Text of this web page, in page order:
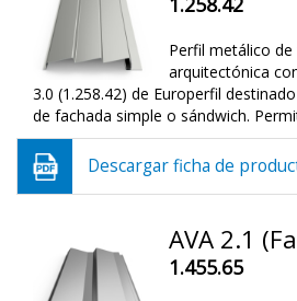
Perfil metálico de
arquitectónica
3.0 (1.258.42) de Europerfil
de fachada simple o sándwich.
Descargar ficha de
AVA 2.1
1.455.65